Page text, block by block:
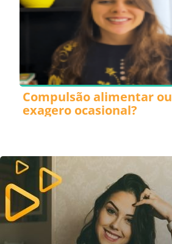
Compulsão alimentar ou
exagero ocasional?